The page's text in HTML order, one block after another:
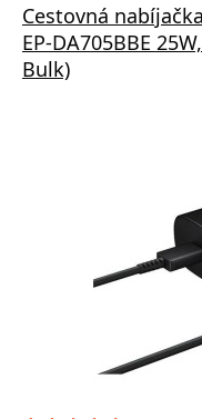
Cestovná
EP-DA705BBE
Bulk)